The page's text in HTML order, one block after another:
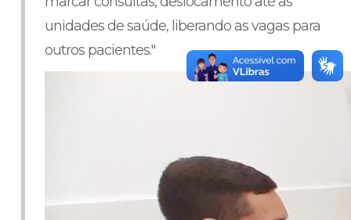
unidades de saúde, liberando as vagas para
outros pacientes."